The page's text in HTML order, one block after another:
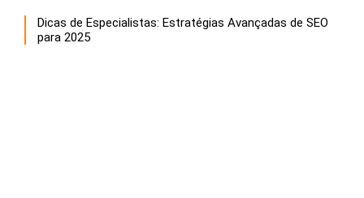
Dicas de Especialistas: Estratégias Avançadas de SEO
para 2025